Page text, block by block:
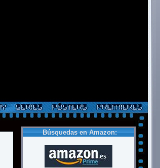
Búsquedas en Amazon: